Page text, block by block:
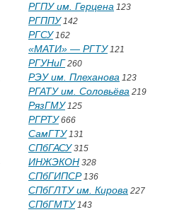
РГПУ им. Герцена 123
РГППУ142
РГСУ162
«МАТИ» — РГТУ121
РГУНиГ 260
РЭУ им. Плеханова 123
РГАТУ им. Соловьёва 219
РязГМУ125
РГРТУ666
СамГТУ131
СПбГАСУ315
ИНЖЭКОН 328
СПбГИПСР136
СПбГЛТУ им. Кирова 227
СПбГМТУ143